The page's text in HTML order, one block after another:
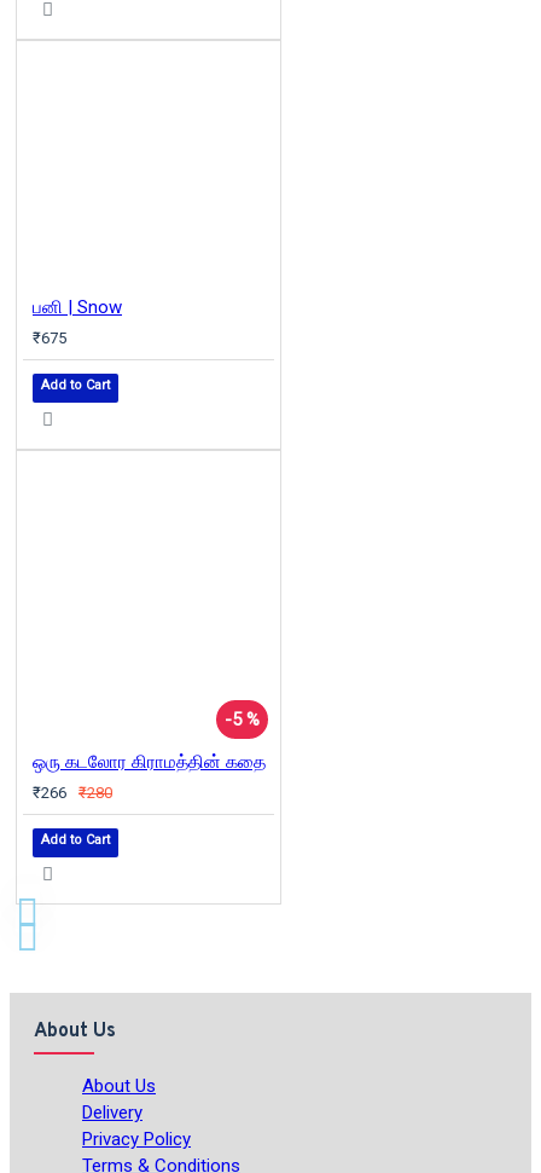
பனி | Snow
₹675
Add to Cart
-5 %
ஒரு கடலோர கிராமத்தின் கதை
₹266 ₹280
Add to Cart
About Us
About Us
Delivery
Privacy Policy
Terms & Conditions